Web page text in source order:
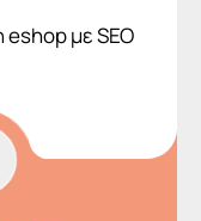
eshop με SEO